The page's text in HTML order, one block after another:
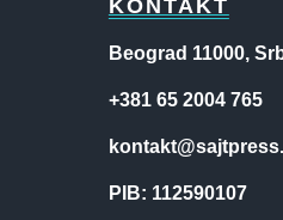
KONTAKT
Beograd 11000,
+381 65 2004 765
PIB: 112590107